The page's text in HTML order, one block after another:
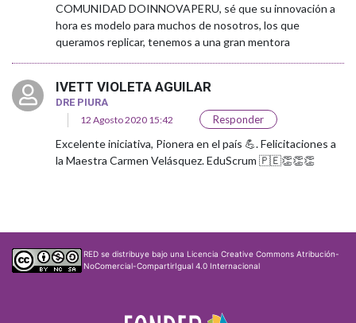
COMUNIDAD DOINNOVAPERU, sé que su innovación a
hora es modelo para muchos de nosotros, los que
queramos replicar, tenemos a una gran mentora
IVETT VIOLETA AGUILAR
DRE PIURA
12 Agosto 2020 15:42
Responder
Excelente iniciativa, Pionera en el país 💪. Felicitaciones a
la Maestra Carmen Velásquez. EduScrum 🇵🇪👏👏👏
RED se distribuye bajo una Licencia Creative Commons Atribución-
NoComercial-CompartirIgual 4.0 Internacional